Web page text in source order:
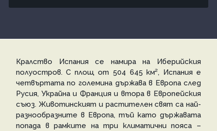
Кралство Испания се намира на Иберийския
полуостров. С площ от 504 645 км², Испания е
четвъртата по големина държава в Европа след
Русия, Украйна и Франция и втора в Европейския
съюз. Животинският и растителен свят са най-
разнообразните в Европа, тъй като държавата
попада в рамките на три климатични пояса –